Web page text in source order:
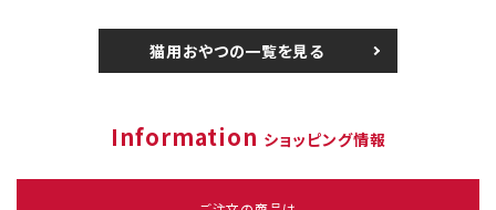
猫用おやつの一覧を見る
Information ショッピング情報